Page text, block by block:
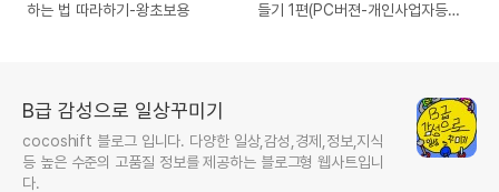
하는 법 따라하기-왕초보용
들기 1편(PC버젼-개인사업자등록
B급 감성으로 일상꾸미기
cocoshift 블로그 입니다. 다양한 일상,감성,경제,정보,지식
등 높은 수준의 고품질 정보를 제공하는 블로그형 웹사트입니
다.